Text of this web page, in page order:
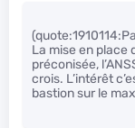
La mise en place
préconisée,
crois. L’intérêt
bastion sur le